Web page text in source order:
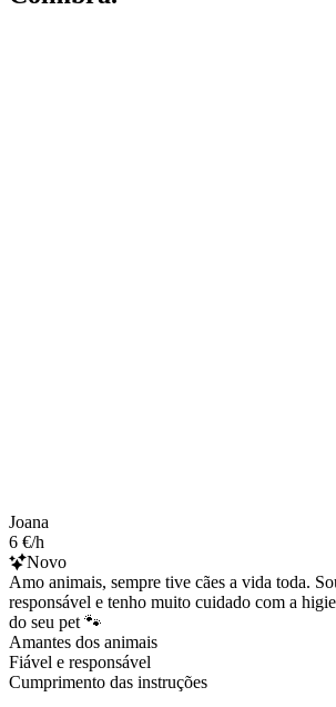
Joana
6 €/h
Novo
Amo animais, sempre tive cães a vida toda.
responsável e tenho muito cuidado com a
do seu pet 🐾
Amantes dos animais
Fiável e responsável
Cumprimento das instruções